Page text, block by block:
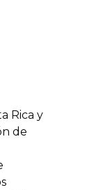
Rica y
de